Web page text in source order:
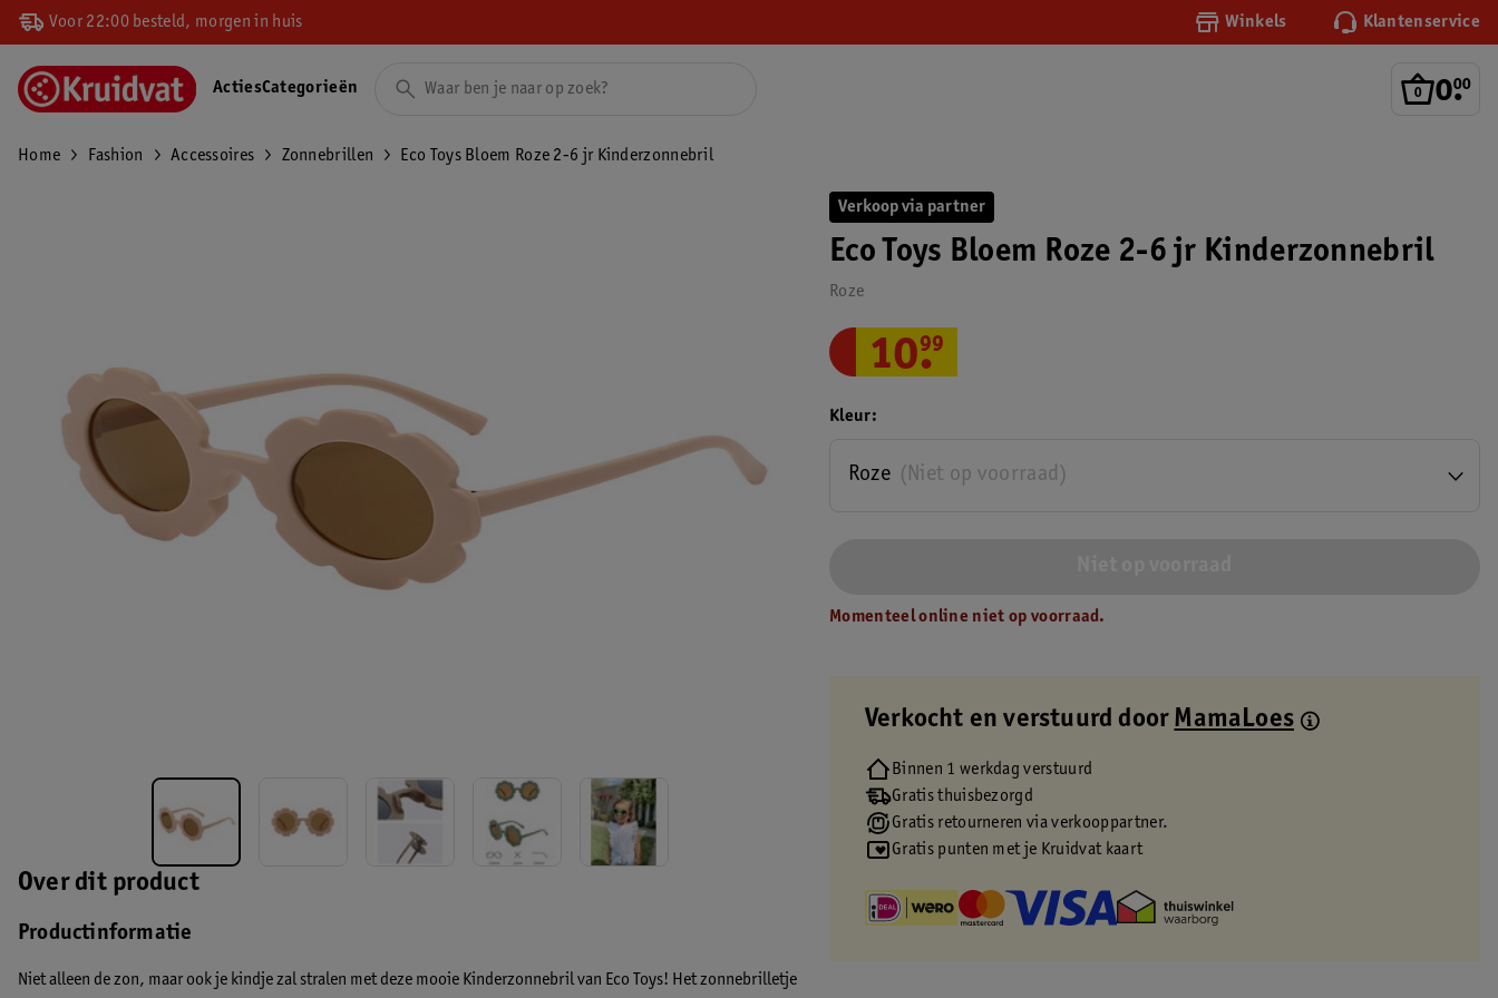
Voor 22:00 besteld, morgen in huis Winkels Klantenservice
0.
00
ActiesCategorieën
Home Fashion Accessoires Zonnebrillen Eco Toys Bloem Roze 2-6 jr Kinderzonnebril
Over dit product
Productinformatie
Niet alleen de zon, maar ook je kindje zal stralen met deze mooie Kinderzonnebril van Eco Toys! Het zonnebrilletje
Verkoop via partner
Eco Toys Bloem Roze 2-6 jr Kinderzonnebril
Roze
10.
99
Kleur
(Niet op voorraad)
Roze
Momenteel online niet op voorraad.
Verkocht en verstuurd door MamaLoes
Binnen 1 werkdag verstuurd
Gratis thuisbezorgd
Gratis retourneren via verkooppartner.
Gratis punten met je Kruidvat kaart